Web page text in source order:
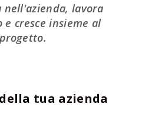
lavora
e cresce insieme al
progetto.
tua azienda